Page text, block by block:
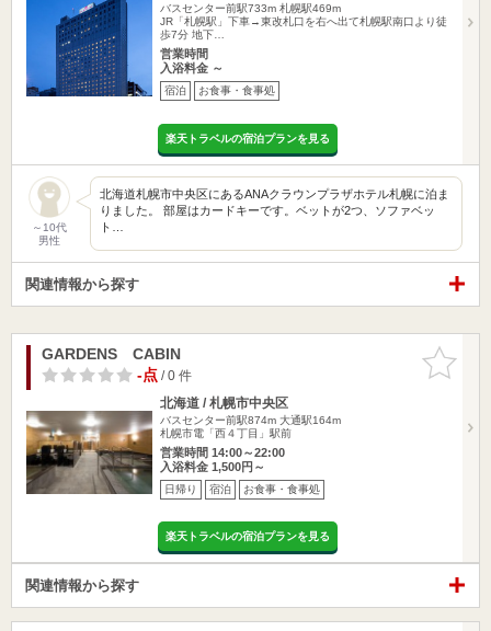
バスセンター前駅733m 札幌駅469m
JR「札幌駅」下車→東改札口を右へ出て札幌駅南口より徒
歩7分 地下…
営業時間
入浴料金 ～
宿泊 お食事・食事処
楽天トラベルの宿泊プランを見る
～10代
男性
北海道札幌市中央区にあるANAクラウンプラザホテル札幌に泊ま
りました。 部屋はカードキーです。ベットが2つ、ソファベッ
ト…
関連情報から探す
お気に入
りに追加
GARDENS CABIN
-点/ 0 件
北海道 / 札幌市中央区
バスセンター前駅874m 大通駅164m
札幌市電「西４丁目」駅前
営業時間 14:00～22:00
入浴料金 1,500円～
日帰り 宿泊 お食事・食事処
楽天トラベルの宿泊プランを見る
関連情報から探す